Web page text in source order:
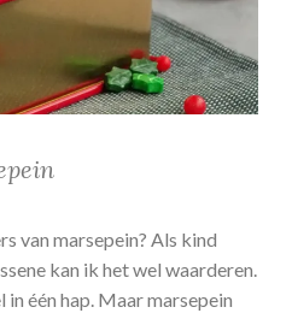
van marsepein? Als kind
kan ik het wel waarderen.
één hap. Maar marsepein